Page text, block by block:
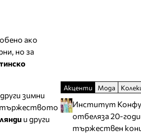
ако
но за
зимни
тържеството
и други
Акценти Мода
Институт
отбеляза 20-
тържествен